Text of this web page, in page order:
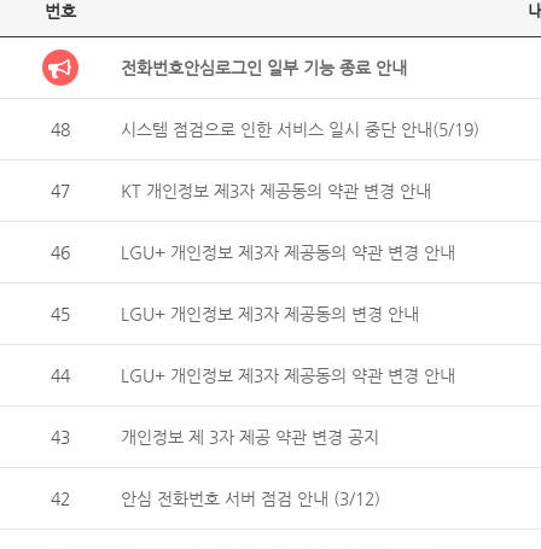
번호
전화번호안심로그인 일부 기능 종료 안내
48 시스템 점검으로 인한 서비스 일시 중단 안내(5/19)
47 KT 개인정보 제3자 제공동의 약관 변경 안내
46 LGU+ 개인정보 제3자 제공동의 약관 변경 안내
45 LGU+ 개인정보 제3자 제공동의 변경 안내
44 LGU+ 개인정보 제3자 제공동의 약관 변경 안내
43 개인정보 제 3자 제공 약관 변경 공지
42 안심 전화번호 서버 점검 안내 (3/12)